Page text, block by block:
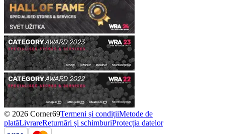
© 2026 Corner69Termeni și condițiiMetode de
platăLivrareReturnări și schimburiProtecția datelor